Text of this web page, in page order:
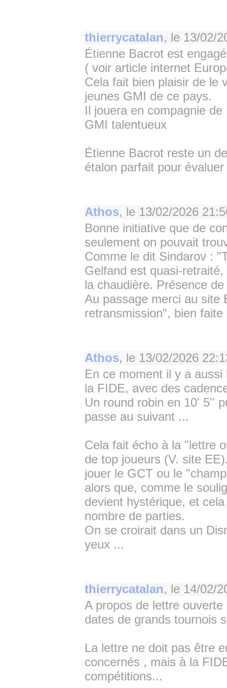
thierrycatalan, le 13/02/
Étienne Bacrot est
( voir article internet
Cela fait bien plaisir de le
jeunes GMI de ce pays.
Il jouera en compagnie
GMI talentueux
Étienne Bacrot reste un
étalon parfait pour
Athos, le 13/02/2026
Bonne initiative que de
seulement on pouvait
Comme le dit Sindarov :
Gelfand est quasi-
la chaudière. Présence
Au passage merci au site
retransmission", bien
Athos, le 13/02/2026
En ce moment il y a
la FIDE, avec des
Un round robin en 10' 5''
passe au suivant ...
Cela fait écho à la "lettre
de top joueurs (V. site
jouer le GCT ou le
alors que, comme le
devient hystérique, et
nombre de parties.
On se croirait dans un
yeux ...
thierrycatalan, le 14/02/
A propos de lettre
dates de grands tournois
La lettre ne doit pas être
concernés , mais à la
compétitions...